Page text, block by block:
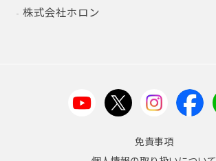
株式会社ホロン
免責事項